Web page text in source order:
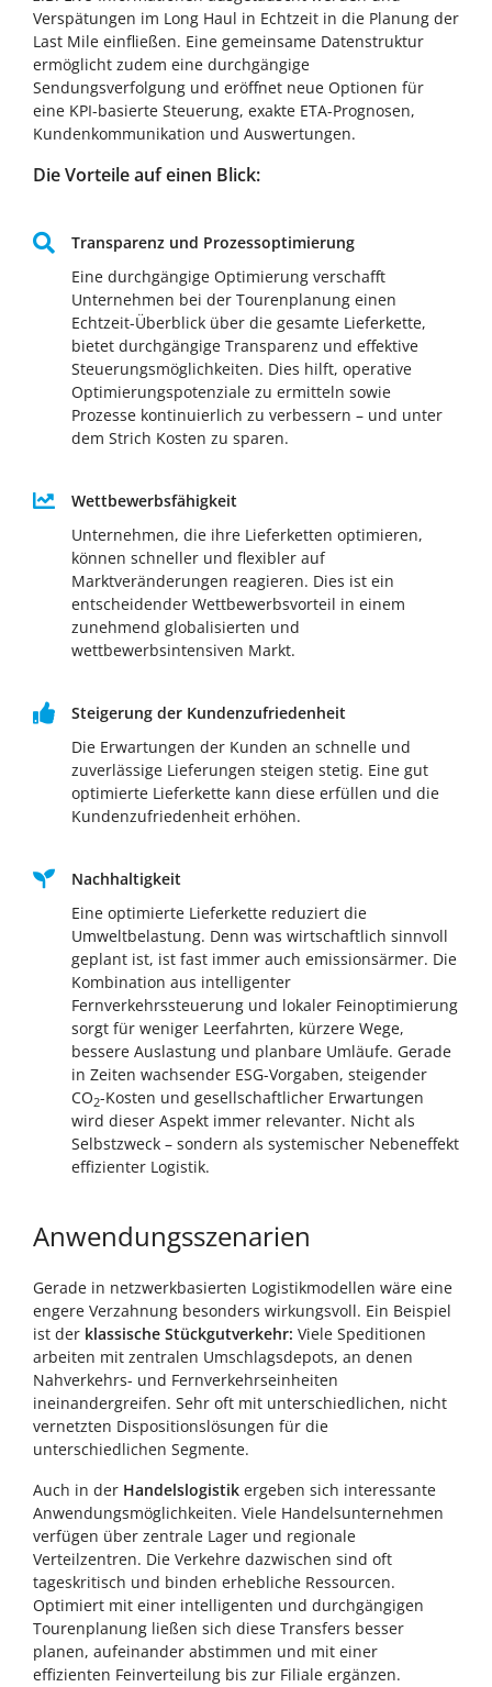
Verspätungen im Long Haul in Echtzeit in die Planung der
Last Mile einfließen. Eine gemeinsame Datenstruktur
ermöglicht zudem eine durchgängige
Sendungsverfolgung und eröffnet neue Optionen für
eine KPI-basierte Steuerung, exakte ETA-Prognosen,
Kundenkommunikation und Auswertungen.
Die Vorteile auf einen Blick:
Transparenz und Prozessoptimierung
Eine durchgängige Optimierung verschafft
Unternehmen bei der Tourenplanung einen
Echtzeit-Überblick über die gesamte Lieferkette,
bietet durchgängige Transparenz und effektive
Steuerungsmöglichkeiten. Dies hilft, operative
Optimierungspotenziale zu ermitteln sowie
Prozesse kontinuierlich zu verbessern – und unter
dem Strich Kosten zu sparen.
Wettbewerbsfähigkeit
Unternehmen, die ihre Lieferketten optimieren,
können schneller und flexibler auf
Marktveränderungen reagieren. Dies ist ein
entscheidender Wettbewerbsvorteil in einem
zunehmend globalisierten und
wettbewerbsintensiven Markt.
Steigerung der Kundenzufriedenheit
Die Erwartungen der Kunden an schnelle und
zuverlässige Lieferungen steigen stetig. Eine gut
optimierte Lieferkette kann diese erfüllen und die
Kundenzufriedenheit erhöhen.
Nachhaltigkeit
Eine optimierte Lieferkette reduziert die
Umweltbelastung. Denn was wirtschaftlich sinnvoll
geplant ist, ist fast immer auch emissionsärmer. Die
Kombination aus intelligenter
Fernverkehrssteuerung und lokaler Feinoptimierung
sorgt für weniger Leerfahrten, kürzere Wege,
bessere Auslastung und planbare Umläufe. Gerade
in Zeiten wachsender ESG-Vorgaben, steigender
CO2-Kosten und gesellschaftlicher Erwartungen
wird dieser Aspekt immer relevanter. Nicht als
Selbstzweck – sondern als systemischer Nebeneffekt
effizienter Logistik.
Anwendungsszenarien
Gerade in netzwerkbasierten Logistikmodellen wäre eine
engere Verzahnung besonders wirkungsvoll. Ein Beispiel
ist der klassische Stückgutverkehr: Viele Speditionen
arbeiten mit zentralen Umschlagsdepots, an denen
Nahverkehrs- und Fernverkehrseinheiten
ineinandergreifen. Sehr oft mit unterschiedlichen, nicht
vernetzten Dispositionslösungen für die
unterschiedlichen Segmente.
Auch in der Handelslogistik ergeben sich interessante
Anwendungsmöglichkeiten. Viele Handelsunternehmen
verfügen über zentrale Lager und regionale
Verteilzentren. Die Verkehre dazwischen sind oft
tageskritisch und binden erhebliche Ressourcen.
Optimiert mit einer intelligenten und durchgängigen
Tourenplanung ließen sich diese Transfers besser
planen, aufeinander abstimmen und mit einer
effizienten Feinverteilung bis zur Filiale ergänzen.